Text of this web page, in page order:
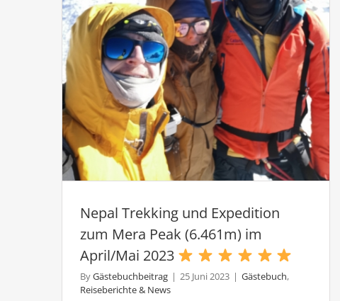
zum
Chitwan
Nepal Trekking und Expedition
zum Mera Peak (6.461m) im
April/Mai 2023
ByGästebuchbeitrag | 25 Juni 2023 | Gästebuch,
Reiseberichte & News